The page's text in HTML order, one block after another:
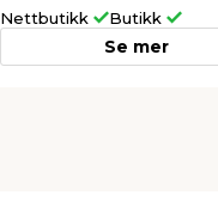
Nettbutikk Butikk
Se mer